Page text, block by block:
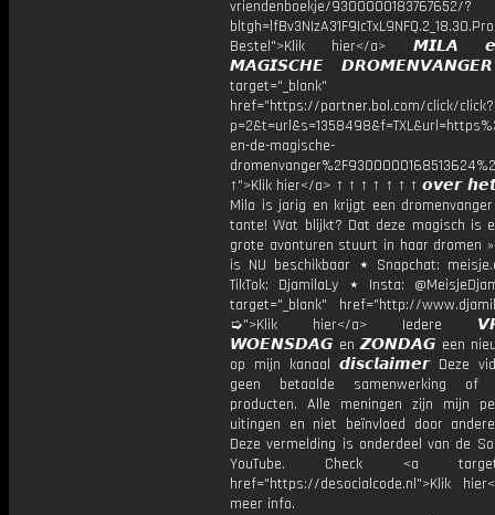
vriendenboekje/9300000183767652/?
Bestel">Klik hier</a>
𝙈𝘼𝙂𝙄𝙎𝘾𝙃𝙀
target="_blank"
href="https://partner.bol.com/click/click?
en-de-magische-
↑">Klik hier</a> ↑ ↑ ↑ ↑ ↑ ↑ ↑ 𝙤𝙫𝙚𝙧
Mila is jarig en krijgt een
tante! Wat blijkt? Dat deze magisch is
grote avonturen stuurt in haar dromen
is NU beschikbaar ⋆ Snapchat:
TikTok: DjamilaLy ⋆ Insta:
target="_blank" href="http://
➭">Klik hier</a> Iedere
𝙒𝙊𝙀𝙉𝙎𝘿𝘼𝙂 en 𝙕𝙊𝙉𝘿𝘼𝙂 een
op mijn kanaal 𝙙𝙞𝙨𝙘𝙡𝙖𝙞𝙢𝙚𝙧 Deze
geen betaalde samenwerking of
producten. Alle meningen zijn mijn
uitingen en niet beïnvloed door
Deze vermelding is onderdeel van de
YouTube. Check <a
href="https://desocialcode.nl">Klik
meer info.